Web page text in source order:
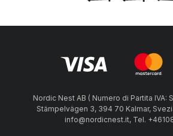
Nordic Nest AB ( Numero di Partita IVA:
Stämpelvägen 3, 394 70 Kalmar,
info@nordicnest.it, Tel.